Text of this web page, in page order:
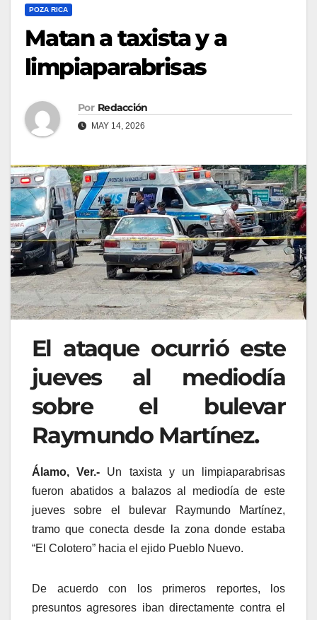
POZA RICA
Matan a taxista y a
limpiaparabrisas
Por Redacción
MAY 14, 2026
El ataque ocurrió este
jueves al mediodía
sobre el bulevar
Raymundo Martínez.
Álamo, Ver.- Un taxista y un limpiaparabrisas
fueron abatidos a balazos al mediodía de este
jueves sobre el bulevar Raymundo Martínez,
tramo que conecta desde la zona donde estaba
“El Colotero” hacia el ejido Pueblo Nuevo.
De acuerdo con los primeros reportes, los
presuntos agresores iban directamente contra el